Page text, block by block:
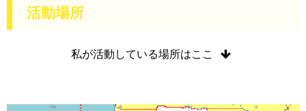
活動場所
私が活動している場所はここ